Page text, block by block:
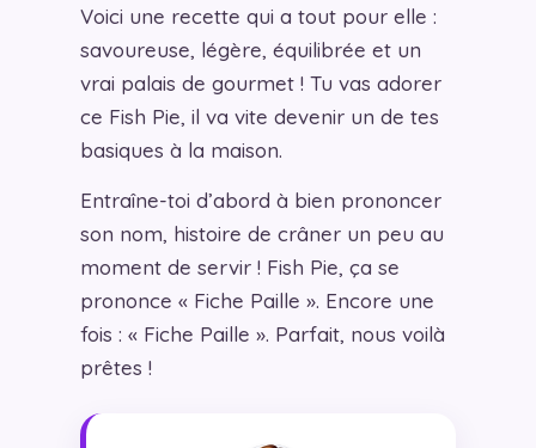
Voici une recette qui a tout pour elle :
savoureuse, légère, équilibrée et un
vrai palais de gourmet ! Tu vas adorer
ce Fish Pie, il va vite devenir un de tes
basiques à la maison.
Entraîne-toi d’abord à bien prononcer
son nom, histoire de crâner un peu au
moment de servir ! Fish Pie, ça se
prononce « Fiche Paille ». Encore une
fois : « Fiche Paille ». Parfait, nous voilà
prêtes !